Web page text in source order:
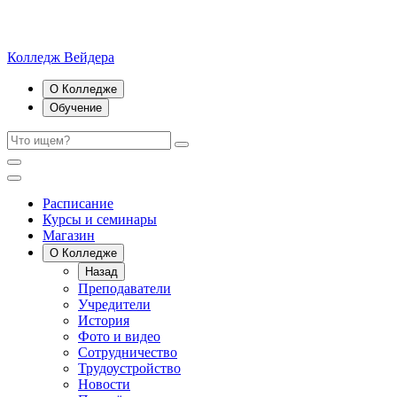
Колледж Вейдера
О Колледже
Обучение
Расписание
Курсы и семинары
Магазин
О Колледже
Назад
Преподаватели
Учредители
История
Фото и видео
Сотрудничество
Трудоустройство
Новости